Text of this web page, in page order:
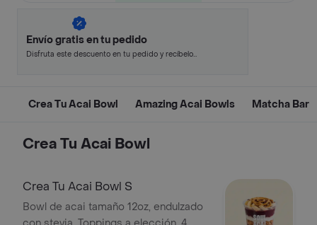
Envío gratis en tu pedido
Disfruta este descuento en tu pedido y recíbelo
Crea Tu Acai Bowl Amazing Acai Bowls Matcha Bar
Crea Tu Acai Bowl
Crea Tu Acai Bowl S
Bowl de acai tamaño 12oz, endulzado